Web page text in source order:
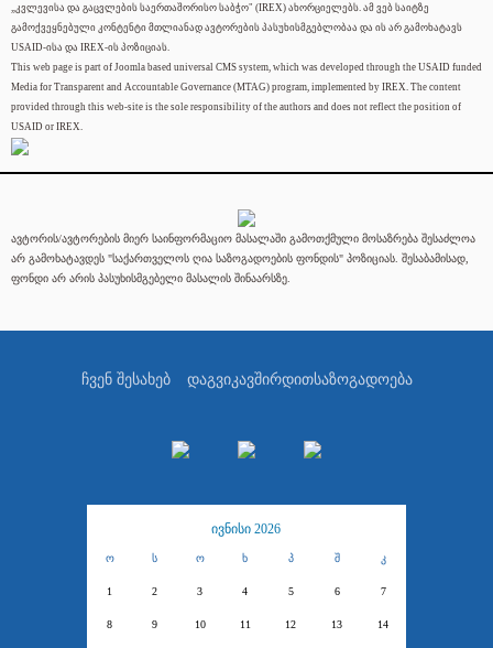
„კვლევისა და გაცვლების საერთაშორისო საბჭო" (IREX) ახორციელებს. ამ ვებ საიტზე
გამოქვეყნებული კონტენტი მთლიანად ავტორების პასუხისმგებლობაა და ის არ გამოხატავს
USAID-ისა და IREX-ის პოზიციას.
This web page is part of Joomla based universal CMS system, which was developed through the USAID funded
Media for Transparent and Accountable Governance (MTAG) program, implemented by IREX. The content
provided through this web-site is the sole responsibility of the authors and does not reflect the position of
USAID or IREX.
ავტორის/ავტორების მიერ საინფორმაციო მასალაში გამოთქმული მოსაზრება შესაძლოა
არ გამოხატავდეს "საქართველოს ღია საზოგადოების ფონდის" პოზიციას. შესაბამისად,
ფონდი არ არის პასუხისმგებელი მასალის შინაარსზე.
ჩვენ შესახებ დაგვიკავშირდითსაზოგადოება
ივნისი 2026
ო ს ო ხ პ შ კ
1 2 3 4 5 6 7
8 9 10 11 12 13 14